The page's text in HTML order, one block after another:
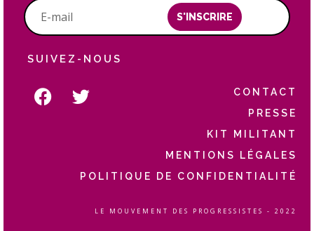
S'INSCRIRE
SUIVEZ-NOUS
CONTACT
PRESSE
KIT MILITANT
MENTIONS LÉGALES
POLITIQUE DE CONFIDENTIALITÉ
LE MOUVEMENT DES PROGRESSISTES - 2022